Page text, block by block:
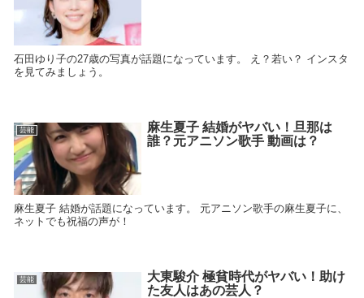
石田ゆり子の27歳の写真が話題になっています。 え？若い？ インスタ
を見てみましょう。
芸能
麻生夏子 結婚がヤバい！旦那は
誰？元アニソン歌手 動画は？
麻生夏子 結婚が話題になっています。 元アニソン歌手の麻生夏子に、
ネットでも祝福の声が！
芸能
大東駿介 極貧時代がヤバい！助け
た友人はあの芸人？